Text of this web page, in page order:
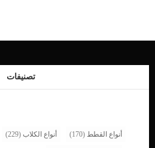
البيطرى واخباره بجميع
تصنيفات
أنواع القطط (170) أنواع الكلاب (229)